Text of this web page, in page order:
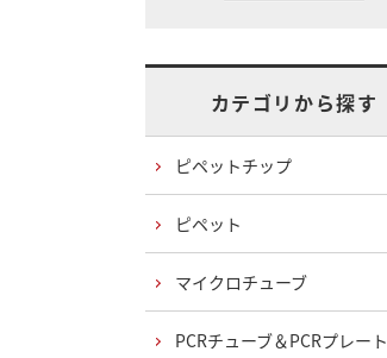
カテゴリから探す
ピペットチップ
ピペット
マイクロチューブ
PCRチューブ＆PCRプレート